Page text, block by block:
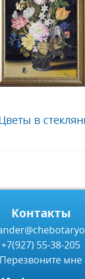
в
Контакты
+7(927) 55-38-205
Перезвоните мне